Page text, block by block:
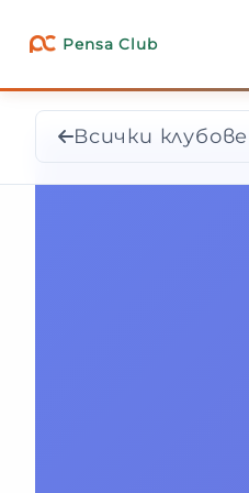
Pensa Club
Всички клубове